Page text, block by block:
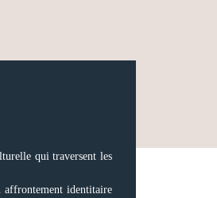
qui traversent les
affrontement identitaire